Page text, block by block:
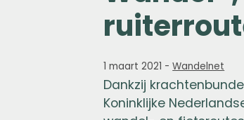
1 maart 2021 -Wandelnet
Dankzij
Koninklijke